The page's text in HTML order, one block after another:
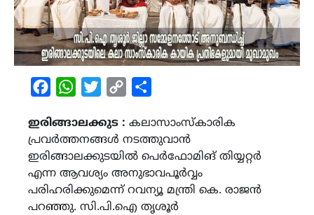
FacebookWhatsAppTwitterCopy
ഇരിങ്ങാലക്കുട : കലാസാംസ്കാരിക
പ്രവർത്തനങ്ങൾ നടത്തുവാൻ
ഇരിങ്ങാലക്കുടയിൽ പെർഫോമിങ് തിയ്യറ്റർ
എന്ന ആവശ്യം അനുഭാവപൂർവ്വം
പരിഹരിക്കുമെന്ന് റവന്യൂ മന്ത്രി കെ. രാജൻ
പറഞ്ഞു. സി.പി.ഐ തൃശൂർ